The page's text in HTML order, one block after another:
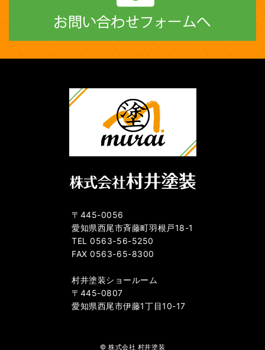
〒445-0056
愛知県西尾市斉藤町羽根戸18-1
TEL 0563-56-5250
FAX 0563-65-8300
村井塗装ショールーム
〒445-0807
愛知県西尾市伊藤1丁目10-17
© 株式会社 村井塗装